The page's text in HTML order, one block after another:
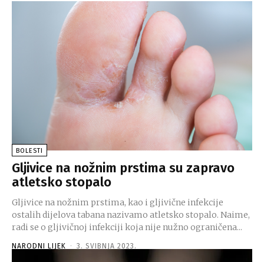
BOLESTI
Gljivice na nožnim prstima su zapravo
atletsko stopalo
Gljivice na nožnim prstima, kao i gljivične infekcije
ostalih dijelova tabana nazivamo atletsko stopalo. Naime,
radi se o gljivičnoj infekciji koja nije nužno ograničena...
NARODNI LIJEK - 3. SVIBNJA 2023.